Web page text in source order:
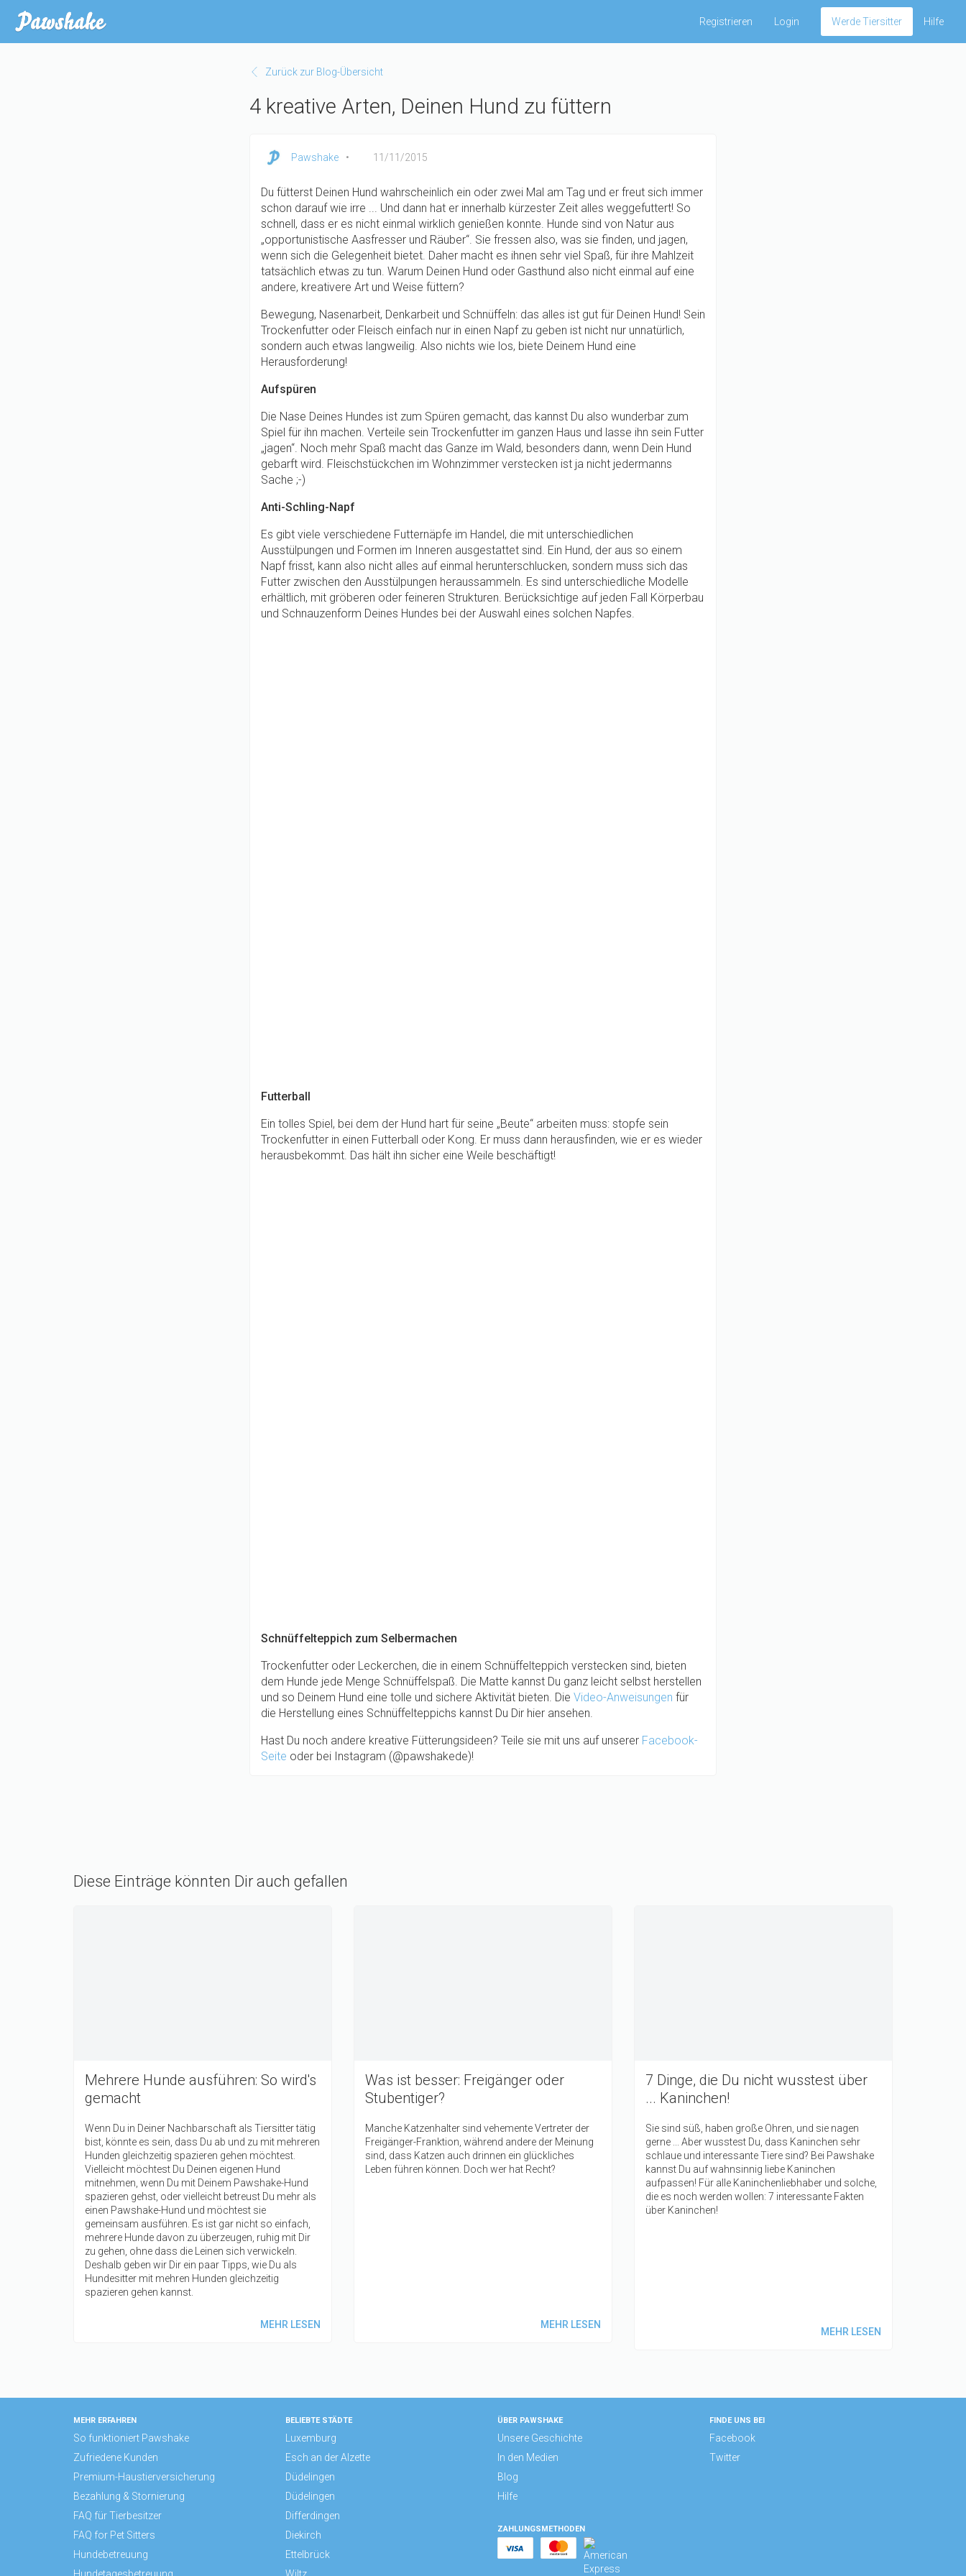
Direkt
zum
Registrieren Login Werde Tiersitter Hilfe
Zurück zur Blog-Übersicht
4 kreative Arten, Deinen Hund zu füttern
Pawshake 11/11/2015
Du fütterst Deinen Hund wahrscheinlich ein oder zwei Mal am Tag und er freut sich immer
schon darauf wie irre ... Und dann hat er innerhalb kürzester Zeit alles weggefuttert! So
schnell, dass er es nicht einmal wirklich genießen konnte. Hunde sind von Natur aus
„opportunistische Aasfresser und Räuber“. Sie fressen also, was sie finden, und jagen,
wenn sich die Gelegenheit bietet. Daher macht es ihnen sehr viel Spaß, für ihre Mahlzeit
tatsächlich etwas zu tun. Warum Deinen Hund oder Gasthund also nicht einmal auf eine
andere, kreativere Art und Weise füttern?
Bewegung, Nasenarbeit, Denkarbeit und Schnüffeln: das alles ist gut für Deinen Hund! Sein
Trockenfutter oder Fleisch einfach nur in einen Napf zu geben ist nicht nur unnatürlich,
sondern auch etwas langweilig. Also nichts wie los, biete Deinem Hund eine
Herausforderung!
Aufspüren
Die Nase Deines Hundes ist zum Spüren gemacht, das kannst Du also wunderbar zum
Spiel für ihn machen. Verteile sein Trockenfutter im ganzen Haus und lasse ihn sein Futter
„jagen“. Noch mehr Spaß macht das Ganze im Wald, besonders dann, wenn Dein Hund
gebarft wird. Fleischstückchen im Wohnzimmer verstecken ist ja nicht jedermanns
Sache ;-)
Anti-Schling-Napf
Es gibt viele verschiedene Futternäpfe im Handel, die mit unterschiedlichen
Ausstülpungen und Formen im Inneren ausgestattet sind. Ein Hund, der aus so einem
Napf frisst, kann also nicht alles auf einmal herunterschlucken, sondern muss sich das
Futter zwischen den Ausstülpungen heraussammeln. Es sind unterschiedliche Modelle
erhältlich, mit gröberen oder feineren Strukturen. Berücksichtige auf jeden Fall Körperbau
und Schnauzenform Deines Hundes bei der Auswahl eines solchen Napfes.
Futterball
Ein tolles Spiel, bei dem der Hund hart für seine „Beute“ arbeiten muss: stopfe sein
Trockenfutter in einen Futterball oder Kong. Er muss dann herausfinden, wie er es wieder
herausbekommt. Das hält ihn sicher eine Weile beschäftigt!
Schnüffelteppich zum Selbermachen
Trockenfutter oder Leckerchen, die in einem Schnüffelteppich verstecken sind, bieten
dem Hunde jede Menge Schnüffelspaß. Die Matte kannst Du ganz leicht selbst herstellen
und so Deinem Hund eine tolle und sichere Aktivität bieten. Die Video-Anweisungen für
die Herstellung eines Schnüffelteppichs kannst Du Dir hier ansehen.
Hast Du noch andere kreative Fütterungsideen? Teile sie mit uns auf unserer Facebook-
Seite oder bei Instagram (@pawshakede)!
Diese Einträge könnten Dir auch gefallen
Mehrere Hunde ausführen: So wird's
gemacht
Wenn Du in Deiner Nachbarschaft als Tiersitter tätig
bist, könnte es sein, dass Du ab und zu mit mehreren
Hunden gleichzeitig spazieren gehen möchtest.
Vielleicht möchtest Du Deinen eigenen Hund
mitnehmen, wenn Du mit Deinem Pawshake-Hund
spazieren gehst, oder vielleicht betreust Du mehr als
einen Pawshake-Hund und möchtest sie
gemeinsam ausführen. Es ist gar nicht so einfach,
mehrere Hunde davon zu überzeugen, ruhig mit Dir
zu gehen, ohne dass die Leinen sich verwickeln.
Deshalb geben wir Dir ein paar Tipps, wie Du als
Hundesitter mit mehren Hunden gleichzeitig
spazieren gehen kannst.
MEHR LESEN
Was ist besser: Freigänger oder
Stubentiger?
Manche Katzenhalter sind vehemente Vertreter der
Freigänger-Franktion, während andere der Meinung
sind, dass Katzen auch drinnen ein glückliches
Leben führen können. Doch wer hat Recht?
MEHR LESEN
7 Dinge, die Du nicht wusstest über
... Kaninchen!
Sie sind süß, haben große Ohren, und sie nagen
gerne ... Aber wusstest Du, dass Kaninchen sehr
schlaue und interessante Tiere sind? Bei Pawshake
kannst Du auf wahnsinnig liebe Kaninchen
aufpassen! Für alle Kaninchenliebhaber und solche,
die es noch werden wollen: 7 interessante Fakten
über Kaninchen!
MEHR LESEN
MEHR ERFAHREN
So funktioniert Pawshake
Zufriedene Kunden
Premium-Haustierversicherung
Bezahlung & Stornierung
FAQ für Tierbesitzer
FAQ for Pet Sitters
Hundebetreuung
BELIEBTE STÄDTE
Luxemburg
Esch an der Alzette
Düdelingen
Düdelingen
Differdingen
Diekirch
Ettelbrück
ÜBER PAWSHAKE
Unsere Geschichte
In den Medien
Blog
Hilfe
FINDE UNS BEI
Facebook
Twitter
ZAHLUNGSMETHODEN